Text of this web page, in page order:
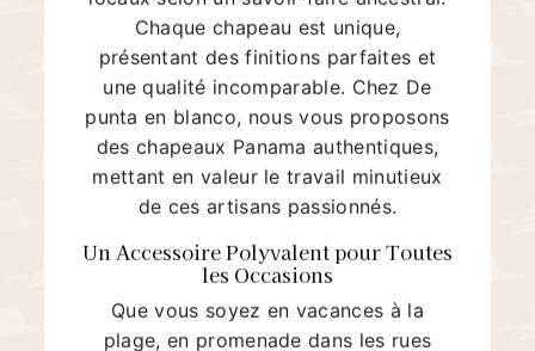
Chaque chapeau est unique,
présentant des finitions parfaites et
une qualité incomparable. Chez De
punta en blanco, nous vous proposons
des chapeaux Panama authentiques,
mettant en valeur le travail minutieux
de ces artisans passionnés.
Un Accessoire Polyvalent pour Toutes
les Occasions
Que vous soyez en vacances à la
plage, en promenade dans les rues